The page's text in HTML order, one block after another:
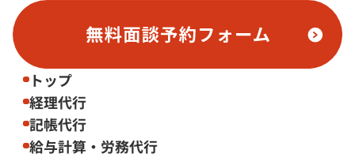
トップ
経理代行
記帳代行
給与計算・労務代行